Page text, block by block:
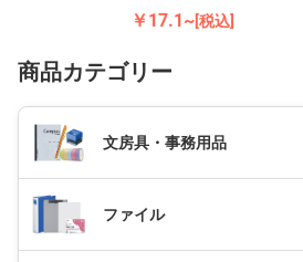
￥17.1~[税込]
商品カテゴリー
文房具・事務用品
ファイル